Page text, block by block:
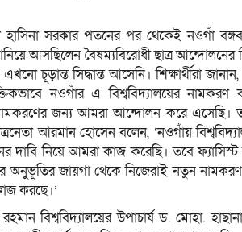
হাসিনা সরকার পতনের পর থেকেই নওগাঁ
আসছিলেন বৈষম্যবিরোধী ছাত্র আন্দোলনের
চূড়ান্ত সিদ্ধান্ত আসেনি। শিক্ষার্থীরা
নওগাঁর এ বিশ্ববিদ্যালয়ের
জন্য আমরা আন্দোলন করে এসেছি।
আরমান হোসেন বলেন, ‘নওগাঁয়
দাবি নিয়ে আমরা কাজ করেছি। তবে
অনুভূতির জায়গা থেকে নিজেরাই নতুন
করছে।’
বিশ্ববিদ্যালয়ের উপাচার্য ড. মোহা.